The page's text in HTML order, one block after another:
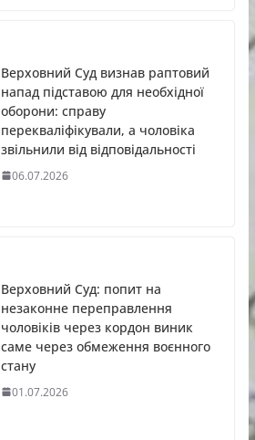
Верховний Суд визнав раптовий
напад підставою для необхідної
оборони: справу
перекваліфікували, а чоловіка
звільнили від відповідальності
06.07.2026
Верховний Суд: попит на
незаконне переправлення
чоловіків через кордон виник
саме через обмеження воєнного
стану
01.07.2026